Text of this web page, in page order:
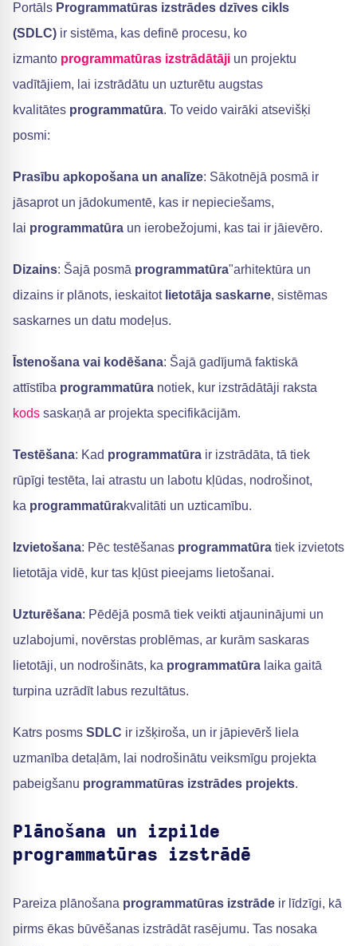
Portāls Programmatūras izstrādes dzīves cikls
(SDLC) ir sistēma, kas definē procesu, ko
izmanto programmatūras izstrādātāji un projektu
vadītājiem, lai izstrādātu un uzturētu augstas
kvalitātes programmatūra. To veido vairāki atsevišķi
posmi:
Prasību apkopošana un analīze: Sākotnējā posmā ir
jāsaprot un jādokumentē, kas ir nepieciešams,
lai programmatūra un ierobežojumi, kas tai ir jāievēro.
Dizains: Šajā posmā programmatūra"arhitektūra un
dizains ir plānots, ieskaitot lietotāja saskarne, sistēmas
saskarnes un datu modeļus.
Īstenošana vai kodēšana: Šajā gadījumā faktiskā
attīstība programmatūra notiek, kur izstrādātāji raksta
kods saskaņā ar projekta specifikācijām.
Testēšana: Kad programmatūra ir izstrādāta, tā tiek
rūpīgi testēta, lai atrastu un labotu kļūdas, nodrošinot,
ka programmatūrakvalitāti un uzticamību.
Izvietošana: Pēc testēšanas programmatūra tiek izvietots
lietotāja vidē, kur tas kļūst pieejams lietošanai.
Uzturēšana: Pēdējā posmā tiek veikti atjauninājumi un
uzlabojumi, novērstas problēmas, ar kurām saskaras
lietotāji, un nodrošināts, ka programmatūra laika gaitā
turpina uzrādīt labus rezultātus.
Katrs posms SDLC ir izšķiroša, un ir jāpievērš liela
uzmanība detaļām, lai nodrošinātu veiksmīgu projekta
pabeigšanu programmatūras izstrādes projekts.
Plānošana un izpilde
programmatūras izstrādē
Pareiza plānošana programmatūras izstrāde ir līdzīgi, kā
pirms ēkas būvēšanas izstrādāt rasējumu. Tas nosaka